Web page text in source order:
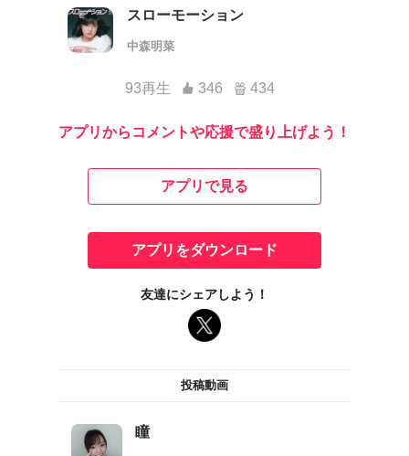
スローモーション
中森明菜
93再生 346 434
アプリからコメントや応援で盛り上げよう！
アプリで見る
アプリをダウンロード
友達にシェアしよう！
投稿動画
瞳